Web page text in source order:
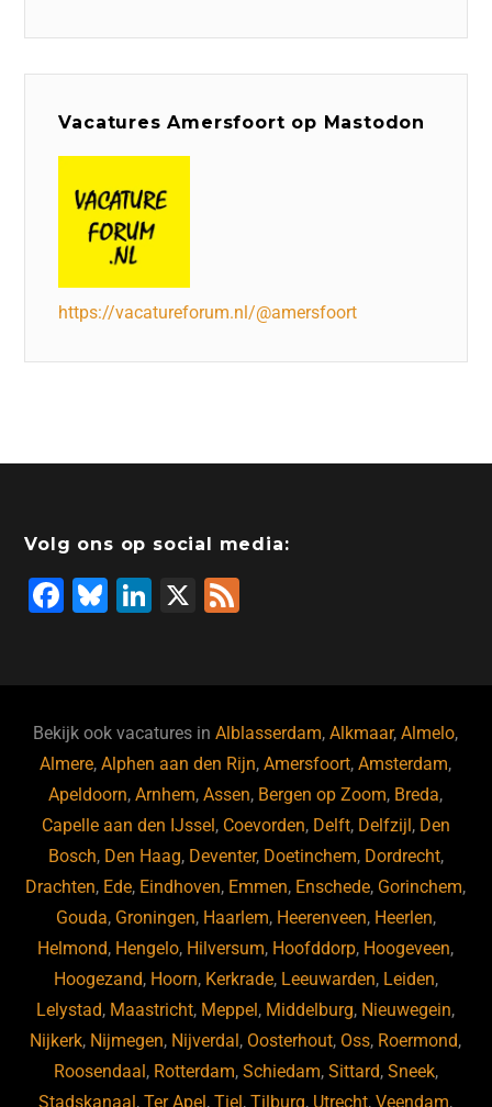
Vacatures Amersfoort op Mastodon
https://vacatureforum.nl/@amersfoort
Volg ons op social media:
F
b
o
o
k
Bl
ky
Li
dI
n
X
Bekijk ook vacatures inAlblasserdam,Alkmaar,Almelo,
Almere,Alphen aan den Rijn,Amersfoort,Amsterdam,
Apeldoorn,Arnhem,Assen, Bergen op Zoom, Breda,
Capelle aan den IJssel, Coevorden, Delft, Delfzijl, Den
Bosch, Den Haag, Deventer, Doetinchem, Dordrecht,
Drachten, Ede, Eindhoven, Emmen, Enschede, Gorinchem,
Gouda, Groningen, Haarlem, Heerenveen, Heerlen,
Helmond, Hengelo, Hilversum, Hoofddorp, Hoogeveen,
Hoogezand, Hoorn, Kerkrade, Leeuwarden, Leiden,
Lelystad, Maastricht, Meppel, Middelburg, Nieuwegein,
Nijkerk, Nijmegen, Nijverdal, Oosterhout, Oss, Roermond,
Roosendaal, Rotterdam, Schiedam, Sittard, Sneek,
Stadskanaal,Ter Apel,Tiel,Tilburg, Utrecht,Veendam,